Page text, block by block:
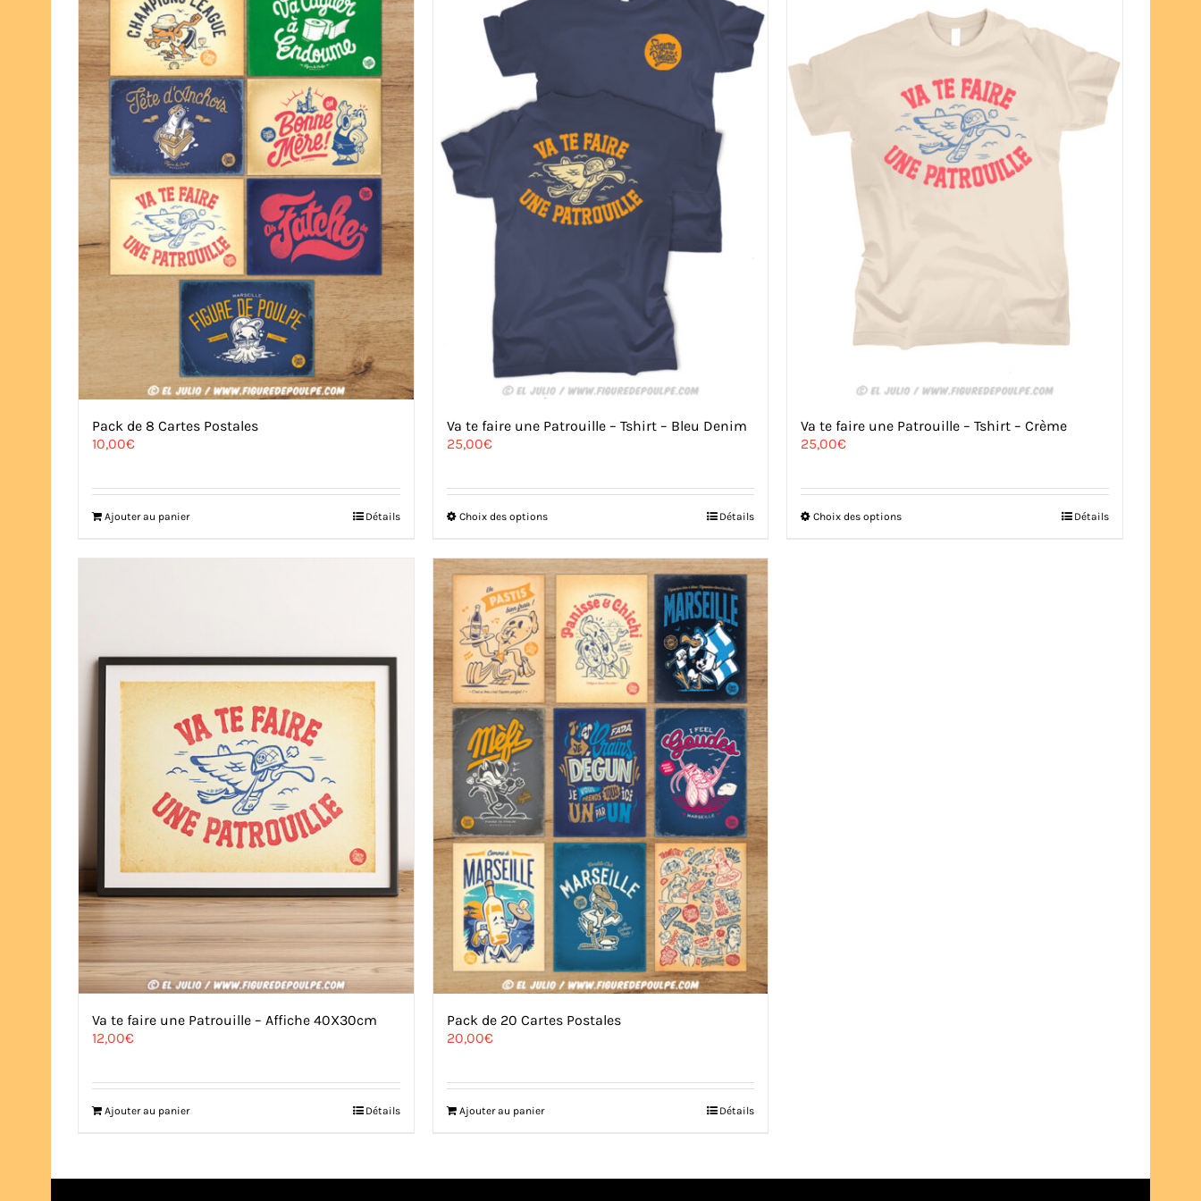
Pack de 8 Cartes Postales
10,00€
Ajouter au panier Détails
Va te faire une Patrouille – Tshirt – Bleu Denim
25,00€
Choix des optionsCe
plusieurs
variations.
options
peuvent
être
choisies
sur
la
page
du
produit
Détails
Va te faire une Patrouille – Tshirt – Crème
25,00€
Choix des optionsCe
Détails
Va te faire une Patrouille – Affiche 40X30cm
12,00€
Ajouter au panier Détails
Pack de 20 Cartes Postales
20,00€
Ajouter au panier Détails